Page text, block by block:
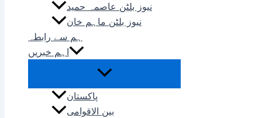
نیوز بلٹن عاصمہ حمید
نیوز بلٹن ماہم خان
ہم سے رابطہ
اہم خبریں
پاکستان
بین الاقوامی